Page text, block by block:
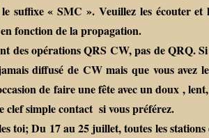
suffixe « SMC ». Veuillez les écouter
fonction de la propagation.
des opérations QRS CW, pas de QRQ.
diffusé de CW mais que vous avez
de faire une fête avec un doux ,
clef simple contact si vous préférez.
toi; Du 17 au 25 juillet, toutes les